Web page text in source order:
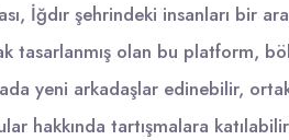
İğdır şehrindeki insanları bir
tasarlanmış olan bu platform,
yeni arkadaşlar edinebilir,
hakkında tartışmalara